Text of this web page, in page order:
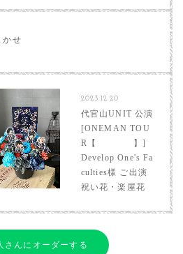
かせ
2023.12.20
代官山UNIT 公演
[ONEMAN TOU
R【 】]
Develop One's Fa
culties様 ご出演
祝い花・楽屋花
さんにオーダーする